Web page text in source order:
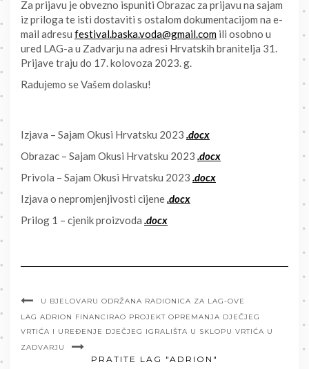
Za prijavu je obvezno ispuniti Obrazac za prijavu na sajam
iz priloga te isti dostaviti s ostalom dokumentacijom na e-
mail adresu festival.baska.voda@gmail.com ili osobno u
ured LAG-a u Zadvarju na adresi Hrvatskih branitelja 31.
Prijave traju do 17. kolovoza 2023. g.
Radujemo se Vašem dolasku!
Izjava – Sajam Okusi Hrvatsku 2023 .docx
Obrazac – Sajam Okusi Hrvatsku 2023 .docx
Privola – Sajam Okusi Hrvatsku 2023 .docx
Izjava o nepromjenjivosti cijene.docx
Prilog 1 – cjenik proizvoda .docx
U BJELOVARU ODRŽANA RADIONICA ZA LAG-OVE
LAG ADRION FINANCIRAO PROJEKT OPREMANJA DJEČJEG
VRTIĆA I UREĐENJE DJEČJEG IGRALIŠTA U SKLOPU VRTIĆA U
ZADVARJU
PRATITE LAG "ADRION"